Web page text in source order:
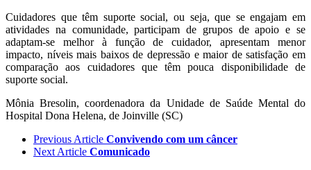
Cuidadores que têm suporte social, ou seja, que se engajam em
atividades na comunidade, participam de grupos de apoio e se
adaptam-se melhor à função de cuidador, apresentam menor
impacto, níveis mais baixos de depressão e maior de satisfação em
comparação aos cuidadores que têm pouca disponibilidade de
suporte social.
Mônia Bresolin, coordenadora da Unidade de Saúde Mental do
Hospital Dona Helena, de Joinville (SC)
Previous Article Convivendo com um câncer
Next Article Comunicado